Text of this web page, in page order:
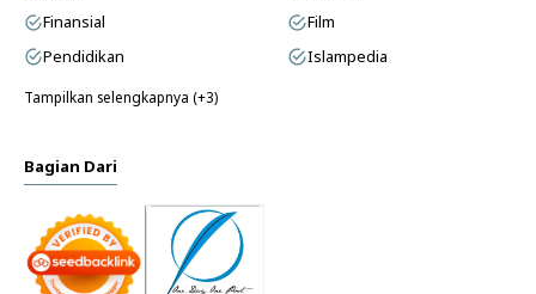
Finansial
Film
Pendidikan
Islampedia
Tampilkan selengkapnya (+3)
Bagian Dari